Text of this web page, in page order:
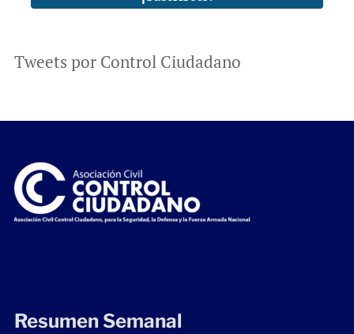
Tweets por Control Ciudadano
Resumen Semanal